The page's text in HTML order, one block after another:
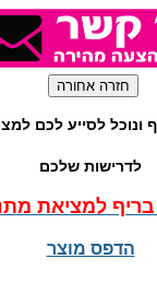
ונוכל לסייע לכם
לדרישות שלכם
למציאת
הדפס מוצר